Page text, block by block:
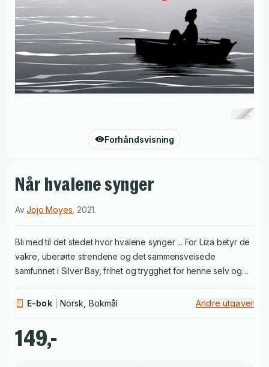
Forhåndsvisning
Når hvalene synger
AvJojo Moyes 2021.
Bli med til det stedet hvor hvalene synger ... For Liza betyr de
vakre, uberørte strendene og det sammensveisede
samfunnet i Silver Bay, frihet og trygghet for henne selv og
besøk til Silver Bay, og idyllen blir brutt. Den milde og
ødelegge alt det Liza har jobbet så hardt for å beskytte. Ikke
bare står familiebedriften og havet som huser hennes
E-bok Norsk, Bokmål Andre utgaver
149,-